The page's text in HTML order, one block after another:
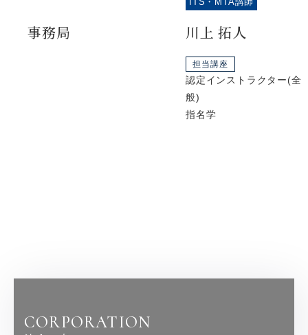
事務局 川上 拓人
担当講座
認定インストラクター(全
般)
指名学
CORPORATION